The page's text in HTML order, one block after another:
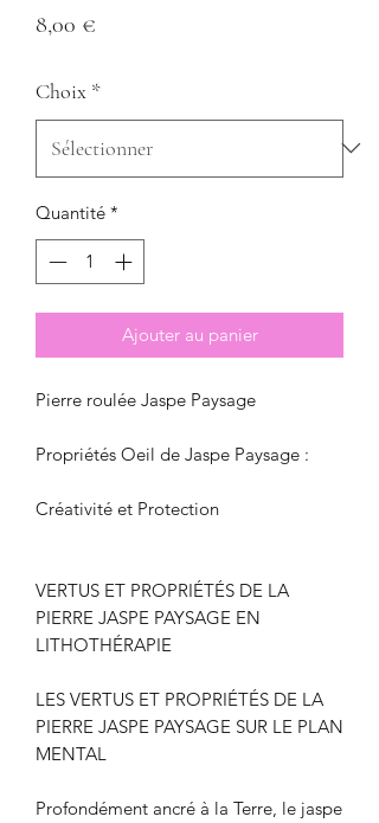
8,00 €
Choix *
Quantité *
Ajouter au panier
Pierre roulée Jaspe Paysage
Propriétés Oeil de Jaspe Paysage :
Créativité et Protection
VERTUS ET PROPRIÉTÉS DE LA
PIERRE JASPE PAYSAGE EN
LITHOTHÉRAPIE
LES VERTUS ET PROPRIÉTÉS DE LA
PIERRE JASPE PAYSAGE SUR LE PLAN
MENTAL
Profondément ancré à la Terre, le jaspe